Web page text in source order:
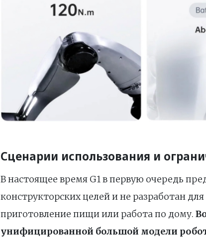
Сценарии использования и
В настоящее время G1 в первую очередь
конструкторских целей и не разработан
приготовление пищи или работа по дому.
унифицированной большой модели